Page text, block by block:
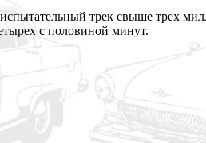
трек свыше трех
с половиной минут.